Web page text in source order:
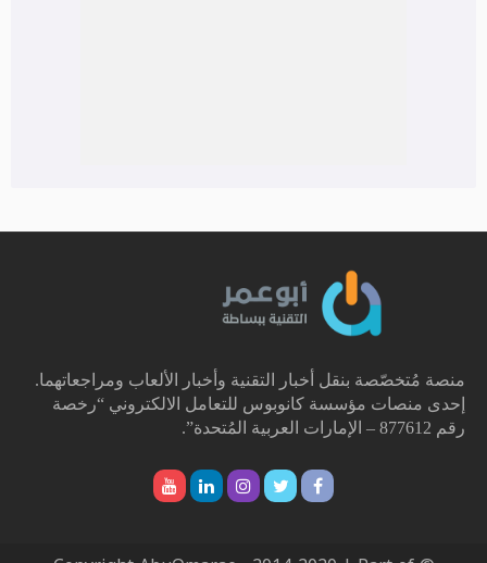
منصة مُتخصّصة بنقل أخبار التقنية وأخبار الألعاب ومراجعاتهما.
إحدى منصات مؤسسة كانوبوس للتعامل الالكتروني “رخصة
رقم 877612 – الإمارات العربية المُتحدة”.